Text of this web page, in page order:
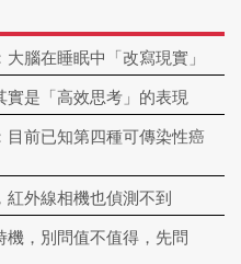
腦在睡眠中「改寫現實」
實是「高效思考」的表現
前已知第四種可傳染性癌
外線相機也偵測不到
，別問值不值得，先問